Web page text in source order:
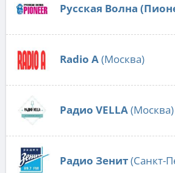
Русская Волна
Radio А(Москва)
Радио VELLA(Москва)
Радио Зенит(Санкт-